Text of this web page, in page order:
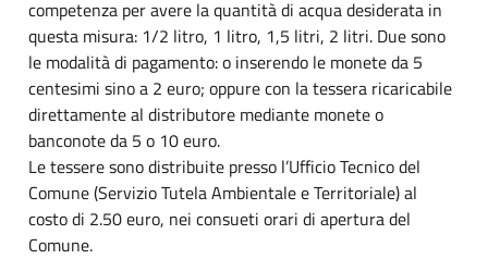
competenza per avere la quantità di acqua desiderata in
questa misura: 1/2 litro, 1 litro, 1,5 litri, 2 litri. Due sono
le modalità di pagamento: o inserendo le monete da 5
centesimi sino a 2 euro; oppure con la tessera ricaricabile
direttamente al distributore mediante monete o
banconote da 5 o 10 euro.
Le tessere sono distribuite presso l’Ufficio Tecnico del
Comune (Servizio Tutela Ambientale e Territoriale) al
costo di 2.50 euro, nei consueti orari di apertura del
Comune.